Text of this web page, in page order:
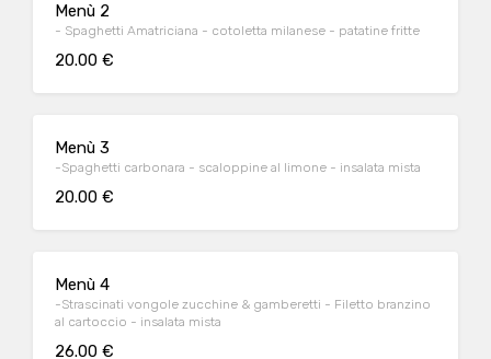
Menù 2
- Spaghetti Amatriciana - cotoletta milanese - patatine fritte
20.00 €
Menù 3
-Spaghetti carbonara - scaloppine al limone - insalata mista
20.00 €
Menù 4
-Strascinati vongole zucchine & gamberetti - Filetto branzino
al cartoccio - insalata mista
26.00 €